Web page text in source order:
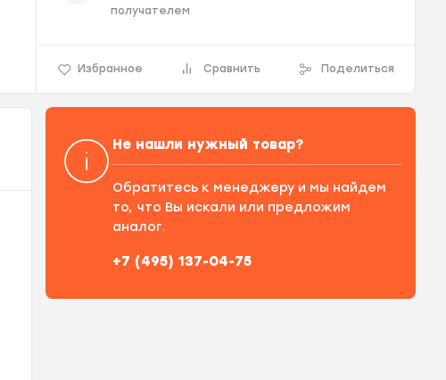
получателем
Избранное Сравнить Поделиться
Не нашли нужный товар?
Обратитесь к менеджеру и мы найдем
то, что Вы искали или предложим
аналог.
+7 (495) 137-04-75